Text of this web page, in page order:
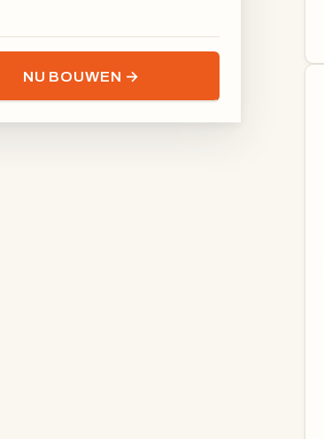
NU BOUWEN →